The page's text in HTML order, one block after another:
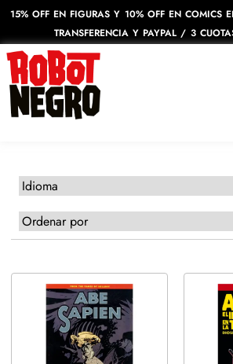
15% OFF EN FIGURAS Y 10% OFF EN COMICS
TRANSFERENCIA Y PAYPAL / 3